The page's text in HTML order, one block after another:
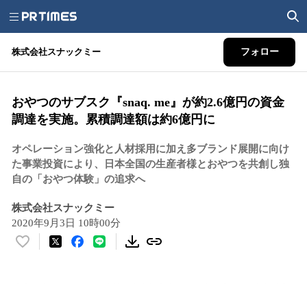
株式会社スナックミー フォロー
おやつのサブスク『snaq. me』が約2.6億円の資金
調達を実施。累積調達額は約6億円に
オペレーション強化と人材採用に加え多ブランド展開に向け
た事業投資により、日本全国の生産者様とおやつを共創し独
自の「おやつ体験」の追求へ
株式会社スナックミー
2020年9月3日 10時00分
い